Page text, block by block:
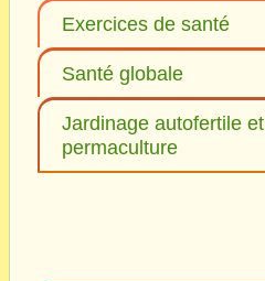
Exercices de santé
Santé globale
Jardinage autofertile et
permaculture